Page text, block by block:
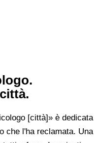
[città]» è dedicata
che l'ha reclamata. Una